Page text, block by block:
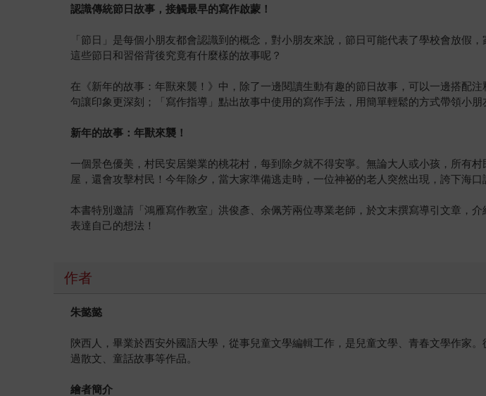
認識傳統節日故事，接觸最早的寫作啟蒙！
「節日」是每個小朋友都會認識到的概念，對小朋友來說，節日可能代表了學校會放假
這些節日和習俗背後究竟有什麼樣的故事呢？
在《新年的故事：年獸來襲！》中，除了一邊閱讀生動有趣的節日故事，可以一邊搭配
句讓印象更深刻；「寫作指導」點出故事中使用的寫作手法，用簡單輕鬆的方式帶領小朋
新年的故事：年獸來襲！
一個景色優美，村民安居樂業的桃花村，每到除夕就不得安寧。無論大人或小孩，所有
屋，還會攻擊村民！今年除夕，當大家準備逃走時，一位神祕的老人突然出現，誇下海
本書特別邀請「鴻雁寫作教室」洪俊彥、余佩芳兩位專業老師，於文末撰寫導引文章，
表達自己的想法！
作者
朱懿懿
陝西人，畢業於西安外國語大學，從事兒童文學編輯工作，是兒童文學、青春文學作家
過散文、童話故事等作品。
繪者簡介